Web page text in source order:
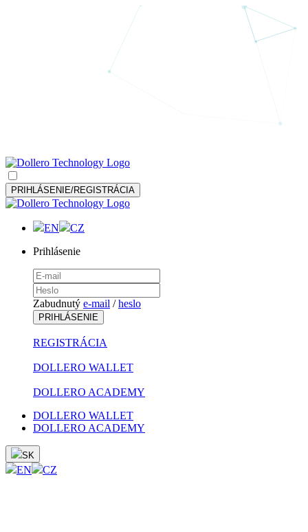
PRIHLÁSENIE/REGISTRÁCIA
EN
CZ
Prihlásenie
Zabudnutý e-mail /heslo
PRIHLÁSENIE
REGISTRÁCIA
DOLLERO WALLET
DOLLERO ACADEMY
DOLLERO WALLET
DOLLERO ACADEMY
SK
EN CZ